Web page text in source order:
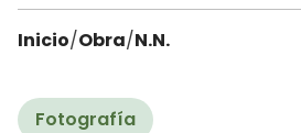
Inicio/Obra/N.N.
Fotografía